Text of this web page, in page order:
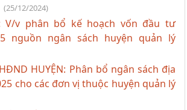
(25/12/2024)
V/v phân bổ kế hoạch vốn đầu tư
nguồn ngân sách huyện quản lý
HUYỆN: Phân bổ ngân sách địa
cho các đơn vị thuộc huyện quản lý